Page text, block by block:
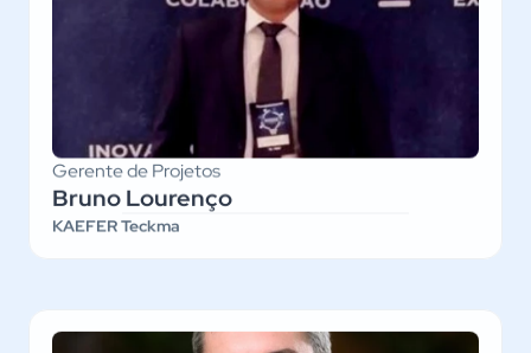
Gerente de Projetos
Bruno Lourenço
KAEFER Teckma